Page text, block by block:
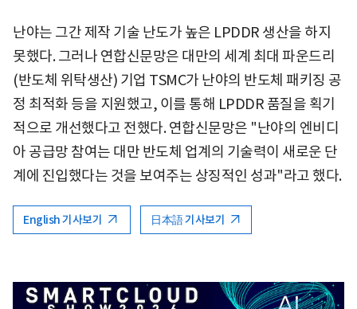
난야는 그간 제작 기술 난도가 높은 LPDDR 생산을 하지
못했다. 그러나 연합신문망은 대만의 세계 최대 파운드리
(반도체 위탁생산) 기업 TSMC가 난야의 반도체 패키징 공
정 최적화 등을 지원했고, 이를 통해 LPDDR 품질을 획기
적으로 개선했다고 전했다. 연합신문망은 "난야의 엔비디
아 공급망 참여는 대만 반도체 업계의 기술력이 새로운 단
계에 진입했다는 것을 보여주는 상징적인 성과"라고 했다.
English 기사보기 日本語 기사보기